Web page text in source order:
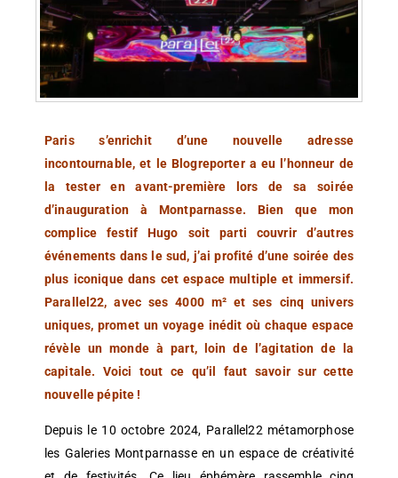
Paris s’enrichit d’une nouvelle adresse
incontournable, et le Blogreporter a eu l’honneur de
la tester en avant-première lors de sa soirée
d’inauguration à Montparnasse. Bien que mon
complice festif Hugo soit parti couvrir d’autres
événements dans le sud, j’ai profité d’une soirée des
plus iconique dans cet espace multiple et immersif.
Parallel22, avec ses 4000 m² et ses cinq univers
uniques, promet un voyage inédit où chaque espace
révèle un monde à part, loin de l’agitation de la
capitale. Voici tout ce qu’il faut savoir sur cette
nouvelle pépite !
Depuis le 10 octobre 2024, Parallel22 métamorphose
les Galeries Montparnasse en un espace de créativité